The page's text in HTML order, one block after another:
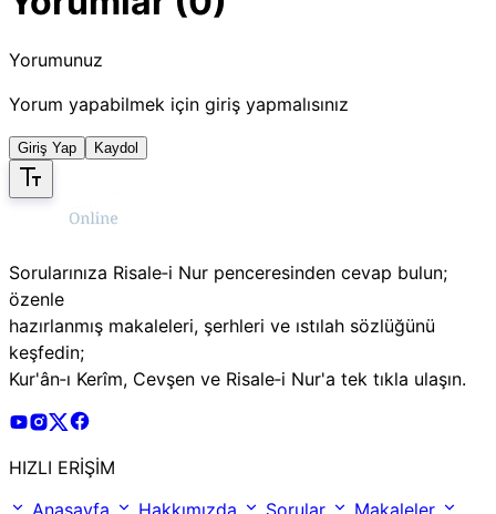
Yorumunuz
Yorum yapabilmek için giriş yapmalısınız
Giriş Yap Kaydol
Sorularınıza Risale‑i Nur penceresinden cevap bulun;
özenle
hazırlanmış makaleleri, şerhleri ve ıstılah sözlüğünü
keşfedin;
Kur'ân‑ı Kerîm, Cevşen ve Risale‑i Nur'a tek tıkla ulaşın.
Risale Online Youtube Hesabı
Risale Online Instagram Hesabı
Risale Online X Hesabı
HIZLI ERİŞİM